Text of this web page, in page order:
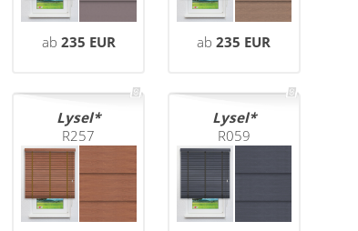
ab 235 EUR ab235 EUR
Lysel
R257
Lysel
R059